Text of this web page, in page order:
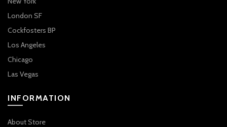
London SF
Cockfosters BP
Los Angeles
Chicago
Las Vegas
INFORMATION
About Store